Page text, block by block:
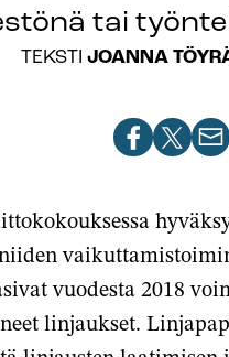
tai
TEKSTI JOANNA
Jaa Jaa Jaa
vuodesta 2018
linjaukset.